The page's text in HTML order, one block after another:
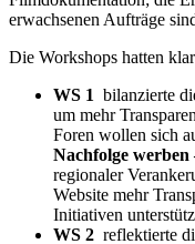
erwachsenen Aufträge
Die Workshops hatten
WS 1 bilanzierte
um mehr
Foren wollen sich
Nachfolge werben
regionaler
Website mehr
Initiativen
WS 2 reflektierte